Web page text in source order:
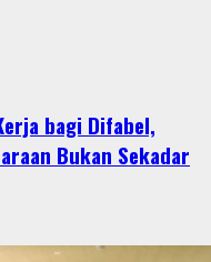
bagi Difabel,
Bukan Sekadar